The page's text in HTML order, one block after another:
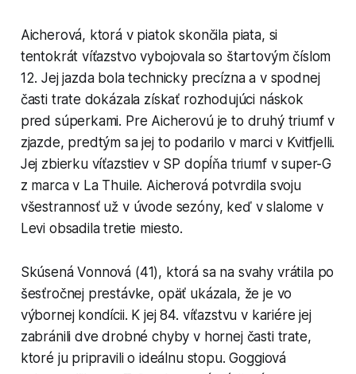
Aicherová, ktorá v piatok skončila piata, si
tentokrát víťazstvo vybojovala so štartovým číslom
12. Jej jazda bola technicky precízna a v spodnej
časti trate dokázala získať rozhodujúci náskok
pred súperkami. Pre Aicherovú je to druhý triumf v
zjazde, predtým sa jej to podarilo v marci v Kvitfjelli.
Jej zbierku víťazstiev v SP dopĺňa triumf v super-G
z marca v La Thuile. Aicherová potvrdila svoju
všestrannosť už v úvode sezóny, keď v slalome v
Levi obsadila tretie miesto.
Skúsená Vonnová (41), ktorá sa na svahy vrátila po
šesťročnej prestávke, opäť ukázala, že je vo
výbornej kondícii. K jej 84. víťazstvu v kariére jej
zabránili dve drobné chyby v hornej časti trate,
ktoré ju pripravili o ideálnu stopu. Goggiová